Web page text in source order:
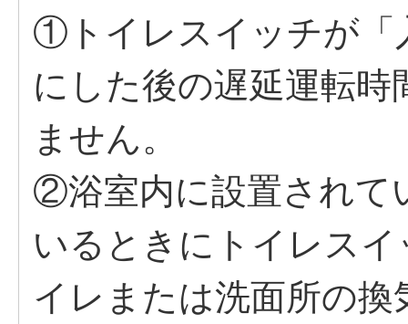
①トイレスイッチが「
にした後の遅延運転
ません。
②浴室内に設置されて
いるときにトイレス
イレまたは洗面所の